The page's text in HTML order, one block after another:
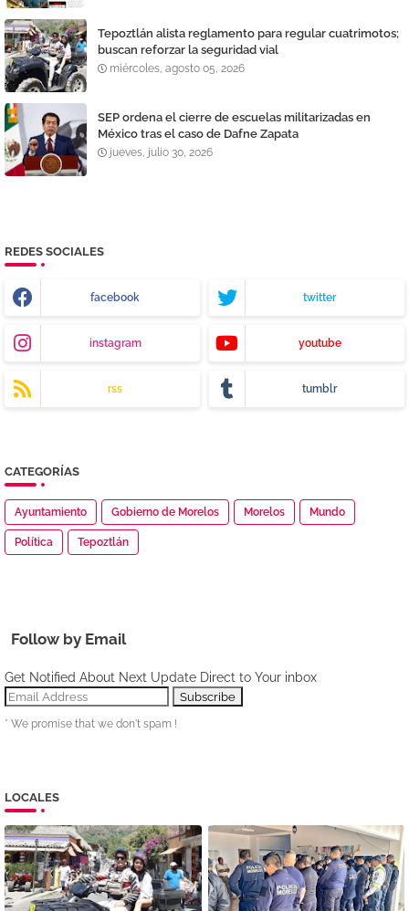
Tepoztlán alista reglamento para regular cuatrimotos;
buscan reforzar la seguridad vial
miércoles, agosto 05, 2026
SEP ordena el cierre de escuelas militarizadas en
México tras el caso de Dafne Zapata
jueves, julio 30, 2026
REDES SOCIALES
facebook twitter
instagram youtube
rss tumblr
CATEGORÍAS
Ayuntamiento Gobierno de Morelos Morelos Mundo
Política Tepoztlán
Follow by Email
Get Notified About Next Update Direct to Your inbox
* We promise that we don't spam !
LOCALES